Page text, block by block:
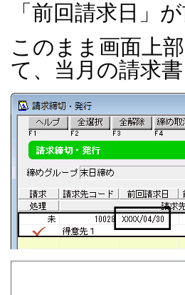
「前回請求日」
このまま画面上
て、当月の請求